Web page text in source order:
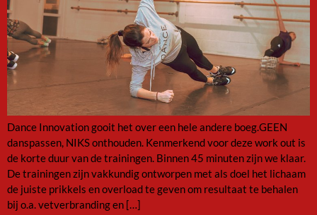
Dance Innovation gooit het over een hele andere boeg.GEEN
danspassen, NIKS onthouden. Kenmerkend voor deze work out is
de korte duur van de trainingen. Binnen 45 minuten zijn we klaar.
De trainingen zijn vakkundig ontworpen met als doel het lichaam
de juiste prikkels en overload te geven om resultaat te behalen
bij o.a. vetverbranding en […]